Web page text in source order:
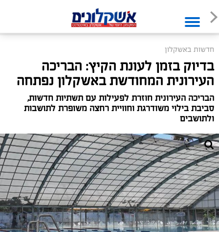
חדשות באשקלון
בדיוק בזמן לעונת הקיץ: הבריכה
העירונית המחודשת באשקלון נפתחה
הבריכה העירונית חוזרת לפעילות עם תשתיות חדשות,
סביבת בילוי משודרגת וחוויית רחצה משופרת לתושבות
ולתושבים